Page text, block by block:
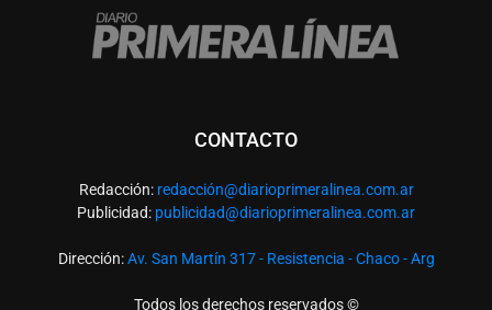
CONTACTO
Redacción: redacción@diarioprimeralinea.com.ar
Publicidad: publicidad@diarioprimeralinea.com.ar
Dirección:Av. San Martín 317 - Resistencia - Chaco - Arg
Todos los derechos reservados ©